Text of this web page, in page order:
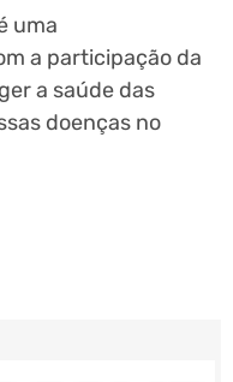
uma
a participação da
a saúde das
doenças no